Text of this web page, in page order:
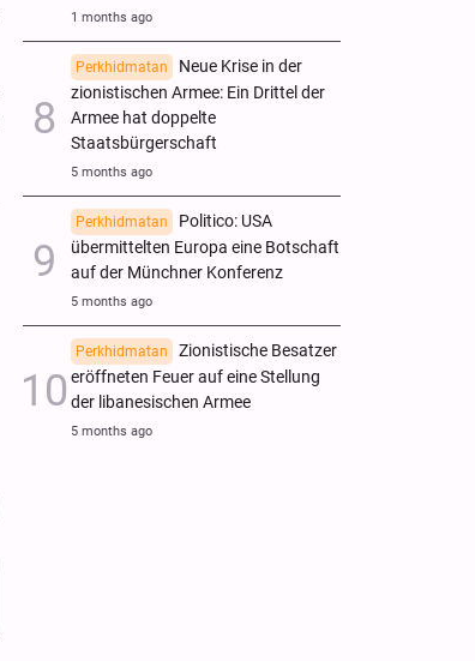
1 months ago
Perkhidmatan
Neue Krise in der
zionistischen Armee: Ein Drittel der
Armee hat doppelte
Staatsbürgerschaft
5 months ago
Perkhidmatan
Politico: USA
übermittelten Europa eine Botschaft
auf der Münchner Konferenz
5 months ago
Perkhidmatan
Zionistische Besatzer
eröffneten Feuer auf eine Stellung
der libanesischen Armee
5 months ago